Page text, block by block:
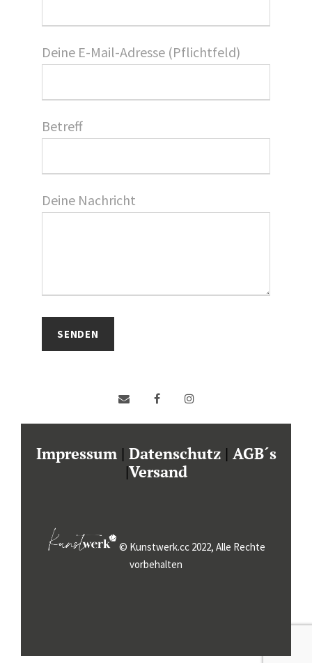
Deine E-Mail-Adresse (Pflichtfeld)
Betreff
Deine Nachricht
Impressum| Datenschutz| AGB´s
|Versand
© Kunstwerk.cc 2022, Alle Rechte
vorbehalten